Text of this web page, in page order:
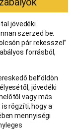
jövedéki
szerzed be.
pár rekesszel”
forrásból,
belföldön
jövedéki
vagy más
rögzíti, hogy a
mennyiségi